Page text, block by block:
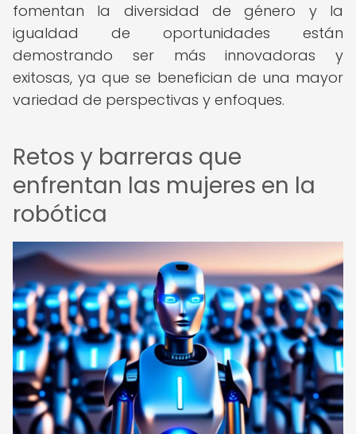
fomentan la diversidad de género y la
igualdad de oportunidades están
demostrando ser más innovadoras y
exitosas, ya que se benefician de una mayor
variedad de perspectivas y enfoques.
Retos y barreras que
enfrentan las mujeres en la
robótica